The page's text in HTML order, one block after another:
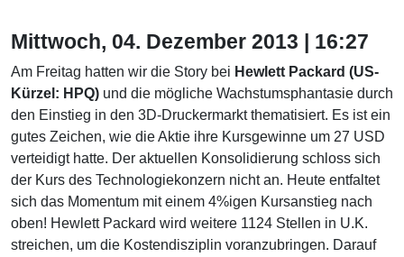
Mittwoch, 04. Dezember 2013 | 16:27
Am Freitag hatten wir die Story bei Hewlett Packard (US-
Kürzel: HPQ) und die mögliche Wachstumsphantasie durch
den Einstieg in den 3D-Druckermarkt thematisiert. Es ist ein
gutes Zeichen, wie die Aktie ihre Kursgewinne um 27 USD
verteidigt hatte. Der aktuellen Konsolidierung schloss sich
der Kurs des Technologiekonzern nicht an. Heute entfaltet
sich das Momentum mit einem 4%igen Kursanstieg nach
oben! Hewlett Packard wird weitere 1124 Stellen in U.K.
streichen, um die Kostendisziplin voranzubringen. Darauf